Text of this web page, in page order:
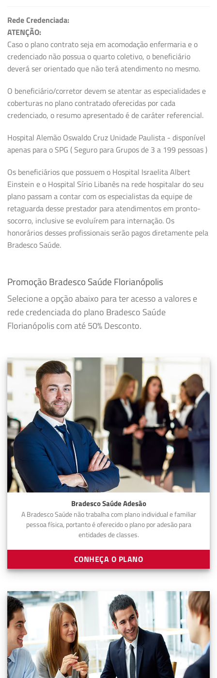
Rede Credenciada:
ATENÇÃO:
Caso o plano contrato seja em acomodação enfermaria e o
credenciado não possua o quarto coletivo, o beneficiário
deverá ser orientado que não terá atendimento no mesmo.
O beneficiário/corretor devem se atentar as especialidades e
coberturas no plano contratado oferecidas por cada
credenciado, o resumo apresentado é de caráter referencial.
Hospital Alemão Oswaldo Cruz Unidade Paulista - disponível
apenas para o SPG ( Seguro para Grupos de 3 a 199 pessoas )
Os beneficiários que possuem o Hospital Israelita Albert
Einstein e o Hospital Sírio Libanês na rede hospitalar do seu
plano passam a contar com os especialistas da equipe de
retaguarda desse prestador para atendimentos em pronto-
socorro, inclusive se evoluírem para internação. Os
honorários desses profissionais serão pagos diretamente pela
Bradesco Saúde.
Promoção Bradesco Saúde Florianópolis
Selecione a opção abaixo para ter acesso a valores e
rede credenciada do plano Bradesco Saúde
Florianópolis com até 50% Desconto.
Bradesco Saúde Adesão
A Bradesco Saúde não trabalha com plano individual e familiar
pessoa física, portanto é oferecido o plano por adesão para
entidades de classes.
CONHEÇA O PLANO